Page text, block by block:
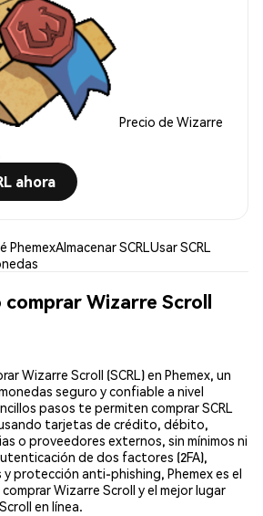
Precio de Wizarre
ahora
PhemexAlmacenar SCRLUsar SCRL
comprar Wizarre Scroll
Wizarre Scroll (SCRL) en Phemex, un
seguro y confiable a nivel
pasos te permiten comprar SCRL
tarjetas de crédito, débito,
o proveedores externos, sin mínimos ni
de dos factores (2FA),
protección anti-phishing, Phemex es el
Wizarre Scroll y el mejor lugar
en línea.